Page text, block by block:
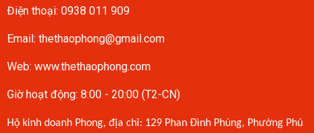
Điện thoại: 0938 011 909
Email: thethaophong@gmail.com
Web: www.thethaophong.com
Giờ hoạt động: 8:00 - 20:00 (T2-CN)
Hộ kinh doanh Phong, địa chỉ: 129 Phan Đình Phùng, Phường Phú